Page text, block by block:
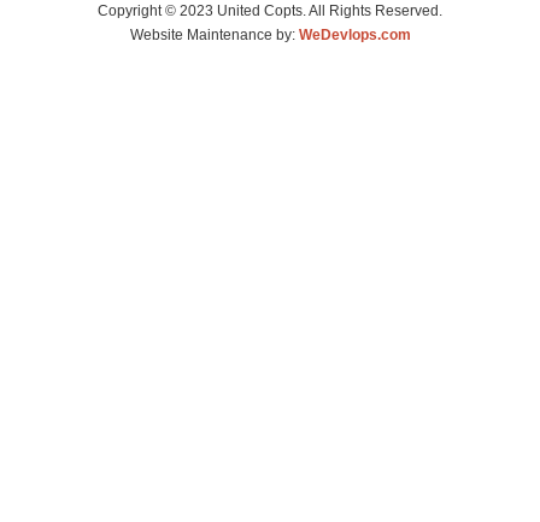
Copyright © 2023 United Copts. All Rights Reserved.
Website Maintenance by: WeDevlops.com